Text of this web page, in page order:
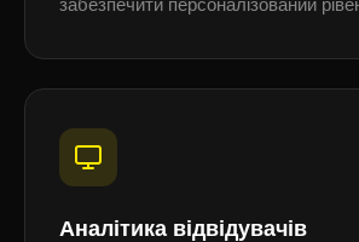
забезпечити персоналізований
Аналітика відвідувачів